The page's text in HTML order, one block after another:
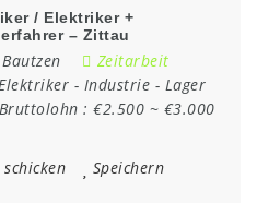
/ Elektriker +
– Zittau
Zeitarbeit
- Industrie - Lager
: €2.500 ~ €3.000
Speichern